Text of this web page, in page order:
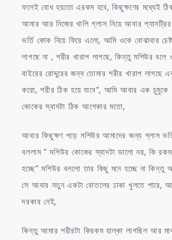
ফলেই বোধ হয়তো এরকম হবে, কিছুক্ষণের মধ্যেই
আমার আর নিজের খালি গ্লাস নিয়ে আবার
ভর্তি কোক নিয়ে ফিরে এলো, আমি ওকে বোঝাবার
লাগছে না , শরীর খারাপ লাগছে, কিন্তু মশিউর বলে
বাইরের রোদ্দুরের জন্য তোমার শরীর খারাপ লাগছে
করো, শরীর ঠিক হয়ে যাবে”, আমি আবার এক চুমুকে
কোকের স্বাদটা ঠিক আগেকার মতো,
আবার কিছুক্ষণ পড়ে মশিউর আমাদের জন্য গ্লাস
বললাম ” মশিউর কোকের স্বাদটা ভালো নয়, কি
হচ্ছে” মশিউর বললো তার কিছু মনে হচ্ছে না কিন্তু
সে আবার নতুন একটা বোতলের ঢাকা খুলতে পারে,
দরকার নেই,
কিন্তু আমার শরীরটা কিরকম হাল্কা লাগছিল আর